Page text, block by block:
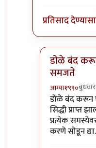
प्रतिसाद
डोळे बंद
समजते
आग्या१९९०
In reply to
डोळे बंद करून
सिद्धी प्राप्त
प्रत्येक
करणे सोडून द्या.